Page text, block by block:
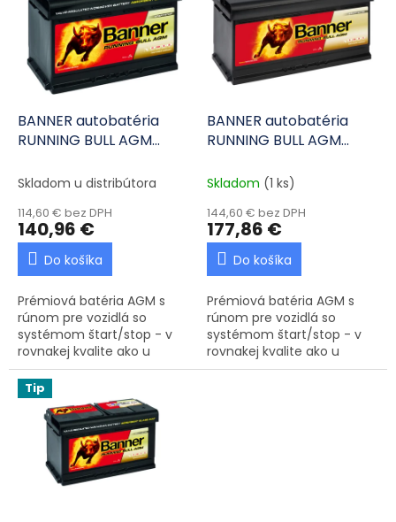
BANNER autobatéria
RUNNING BULL AGM
Skladom u distribútora
114,60 € bez DPH
140,96 €
Do košíka
Prémiová batéria AGM s
rúnom pre vozidlá so
systémom štart/stop - v
rovnakej kvalite ako u
originálneho výrobcu.
BANNER autobatéria
RUNNING BULL AGM
Skladom (1 ks)
144,60 € bez DPH
177,86 €
Do košíka
Prémiová batéria AGM s
rúnom pre vozidlá so
systémom štart/stop - v
rovnakej kvalite ako u
originálneho výrobcu.
Tip